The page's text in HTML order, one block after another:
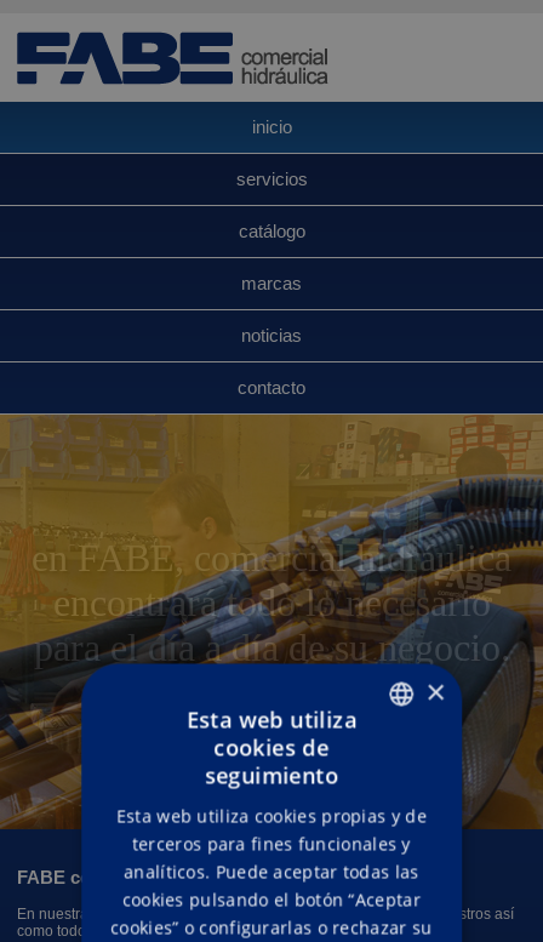
inicio
servicios
catálogo
marcas
noticias
contacto
FABE comercial hidráulica
En nuestras instalaciones encontrará un amplio catálogo de suministros así
como todo tipo de reparaciones hidráulicas y trabajos a medida.
×
Esta web utiliza
cookies de
seguimiento
Esta web utiliza cookies propias y de
terceros para fines funcionales y
analíticos. Puede aceptar todas las
cookies pulsando el botón “Aceptar
cookies” o configurarlas o rechazar su